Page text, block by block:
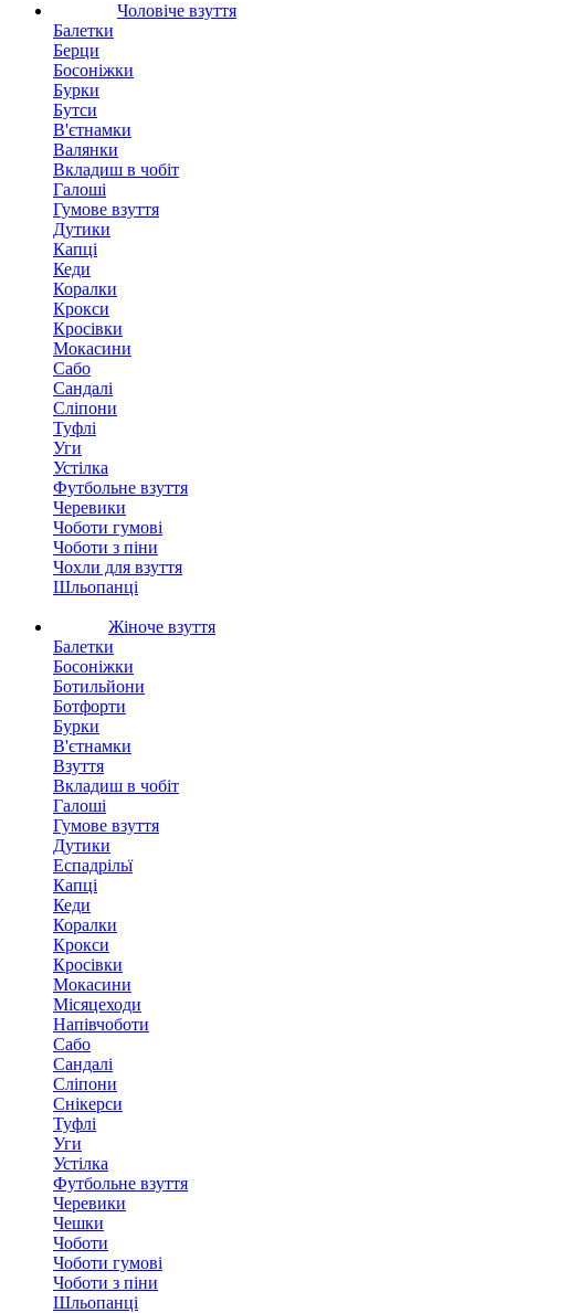
Чоловіче взуття
Балетки
Берци
Босоніжки
Бурки
Бутси
В'єтнамки
Валянки
Вкладиш в чобіт
Галоші
Гумове взуття
Дутики
Капці
Кеди
Коралки
Крокси
Кросівки
Мокасини
Сабо
Сандалі
Сліпони
Туфлі
Уги
Устілка
Футбольне взуття
Черевики
Чоботи гумові
Чоботи з піни
Чохли для взуття
Шльопанці
Жіноче взуття
Балетки
Босоніжки
Ботильйони
Ботфорти
Бурки
В'єтнамки
Взуття
Вкладиш в чобіт
Галоші
Гумове взуття
Дутики
Еспадрільї
Капці
Кеди
Коралки
Крокси
Кросівки
Мокасини
Місяцеходи
Напівчоботи
Сабо
Сандалі
Сліпони
Снікерси
Туфлі
Уги
Устілка
Футбольне взуття
Черевики
Чешки
Чоботи
Чоботи гумові
Чоботи з піни
Шльопанці